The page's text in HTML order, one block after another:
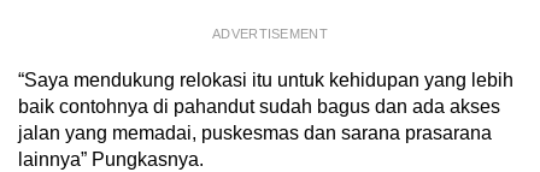
ADVERTISEMENT
“Saya mendukung relokasi itu untuk kehidupan yang lebih
baik contohnya di pahandut sudah bagus dan ada akses
jalan yang memadai, puskesmas dan sarana prasarana
lainnya” Pungkasnya.